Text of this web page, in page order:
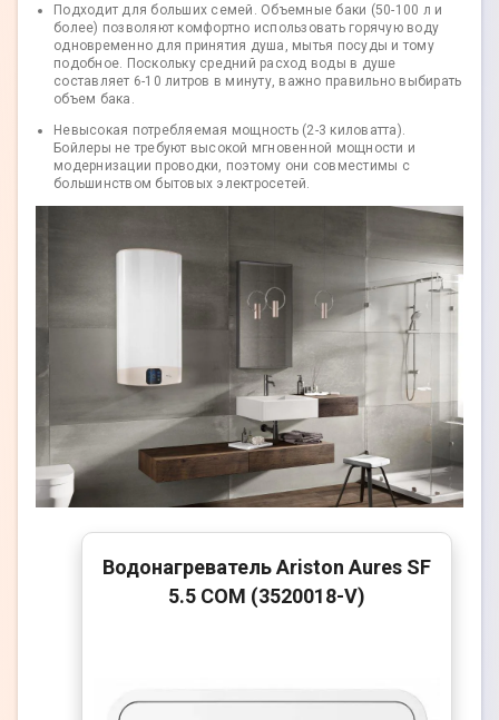
Подходит для больших семей. Объемные баки (50-100 л и
более) позволяют комфортно использовать горячую воду
одновременно для принятия душа, мытья посуды и тому
подобное. Поскольку средний расход воды в душе
составляет 6-10 литров в минуту, важно правильно выбирать
объем бака.
Невысокая потребляемая мощность (2-3 киловатта).
Бойлеры не требуют высокой мгновенной мощности и
модернизации проводки, поэтому они совместимы с
большинством бытовых электросетей.
Водонагреватель Ariston Aures SF
5.5 COM (3520018-V)